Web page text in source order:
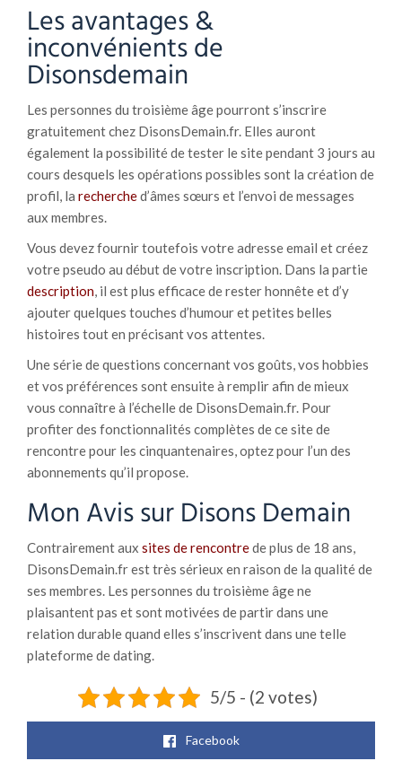
Les avantages &
inconvénients de
Disonsdemain
Les personnes du troisième âge pourront s’inscrire
gratuitement chez DisonsDemain.fr. Elles auront
également la possibilité de tester le site pendant 3 jours au
cours desquels les opérations possibles sont la création de
profil, la recherched’âmes sœurs et l’envoi de messages
aux membres.
Vous devez fournir toutefois votre adresse email et créez
votre pseudo au début de votre inscription. Dans la partie
description, il est plus efficace de rester honnête et d’y
ajouter quelques touches d’humour et petites belles
histoires tout en précisant vos attentes.
Une série de questions concernant vos goûts, vos hobbies
et vos préférences sont ensuite à remplir afin de mieux
vous connaître à l’échelle de DisonsDemain.fr. Pour
profiter des fonctionnalités complètes de ce site de
rencontre pour les cinquantenaires, optez pour l’un des
abonnements qu’il propose.
Mon Avis sur Disons Demain
Contrairement aux sites de rencontrede plus de 18 ans,
DisonsDemain.fr est très sérieux en raison de la qualité de
ses membres. Les personnes du troisième âge ne
plaisantent pas et sont motivées de partir dans une
relation durable quand elles s’inscrivent dans une telle
plateforme de dating.
5/5 - (2 votes)
Facebook